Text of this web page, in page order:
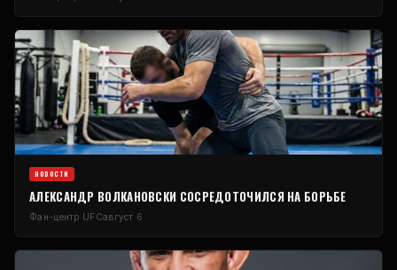
НОВОСТИ
АЛЕКСАНДР ВОЛКАНОВСКИ СОСРЕДОТОЧИЛСЯ НА БОРЬБЕ
Фан-центр UFCавгуст 6